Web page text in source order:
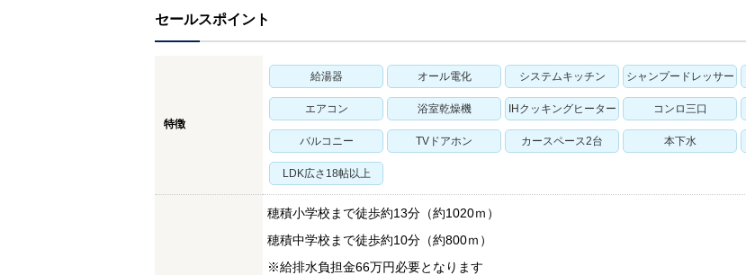
セールスポイント
特徴
給湯器 オール電化 システムキッチン シャンプードレッサー
エアコン 浴室乾燥機 IHクッキングヒーター コンロ三口
バルコニー TVドアホン カースペース2台 本下水
LDK広さ18帖以上
穂積小学校まで徒歩約13分（約1020ｍ）
穂積中学校まで徒歩約10分（約800ｍ）
※給排水負担金66万円必要となります